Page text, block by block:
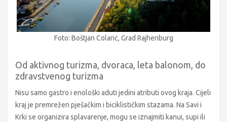
Foto: Boštjan Colarić, Grad Rajhenburg
Od aktivnog turizma, dvoraca, leta balonom, do
zdravstvenog turizma
Nisu samo gastro i enološki aduti jedini atributi ovog kraja. Cijeli
kraj je premrežen pješačkim i biciklističkim stazama. Na Savi i
Krki se organizira splavarenje, mogu se iznajmiti kanui, supi ili